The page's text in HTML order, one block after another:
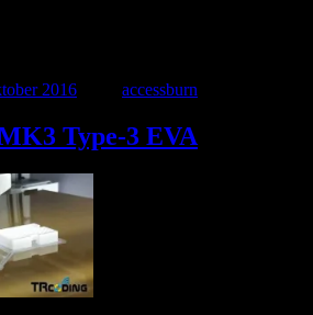
2016 accessburn
Type-3 EVA